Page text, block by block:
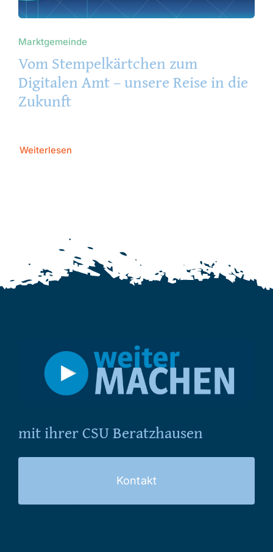
Marktgemeinde
Vom Stempelkärtchen zum
Digitalen Amt – unsere Reise in die
Zukunft
Weiterlesen
mit ihrer CSU Beratzhausen
Kontakt